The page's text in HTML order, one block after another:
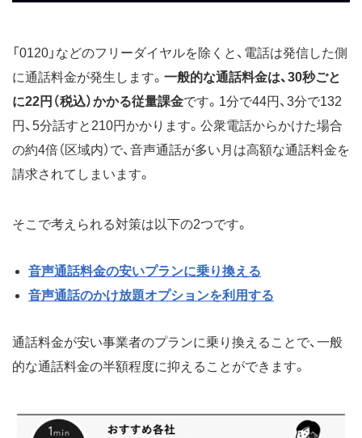
「0120」などのフリーダイヤルを除くと、電話は発信した側
に通話料金が発生します。 一般的な通話料金は、30秒ごと
に22円（税込）かかる従量課金です。1分で44円、3分で132
円、5分話すと210円かかります。公衆電話からかけた場合
の約4倍（区域内）で、音声通話が多い月は高額な通話料金を
請求されてしまいます。
そこで考えられる対策は以下の2つです。
音声通話料金の安いプランに乗り換える
音声通話のかけ放題オプションを利用する
通話料金が安い事業者のプランに乗り換えることで、一般
的な通話料金の半額程度に抑えることができます。